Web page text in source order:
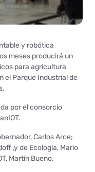
y robótica
meses producirá un
para agricultura
el Parque Industrial de
por el consorcio
Carlos Arce;
,y de Ecología, Mario
Martín Bueno.